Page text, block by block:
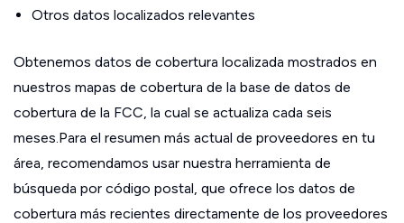
Otros datos localizados relevantes
Obtenemos datos de cobertura localizada mostrados en
nuestros mapas de cobertura de la base de datos de
cobertura de la FCC, la cual se actualiza cada seis
meses.Para el resumen más actual de proveedores en tu
área, recomendamos usar nuestra herramienta de
búsqueda por código postal, que ofrece los datos de
cobertura más recientes directamente de los proveedores